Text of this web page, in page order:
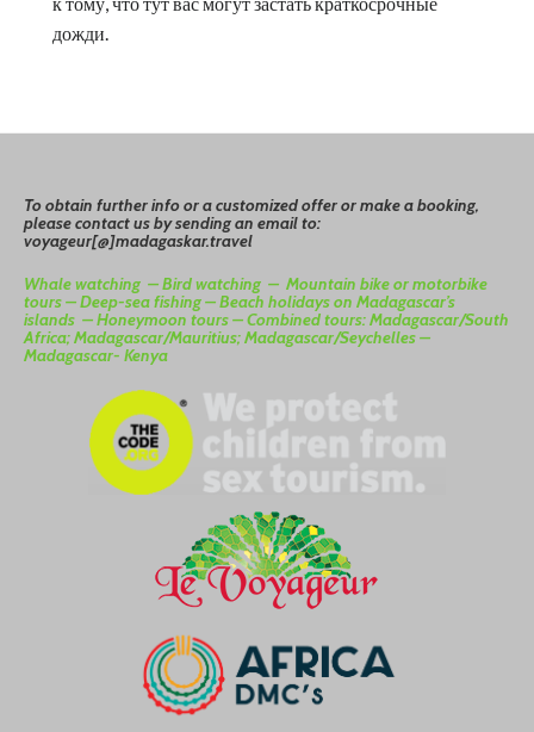
дожди.
Toobtain further info or a customized offer or make a booking,
please contact us by sending an email to:
voyageur[@]madagaskar.travel
Whale watching –Bird watching – Mountain bike or motorbike
tours –Deep-sea fishing –Beach holidays on Madagascar’s
islands –Honeymoon tours –Combined tours: Madagascar/South
Africa; Madagascar/Mauritius; Madagascar/Seychelles –
Madagascar- Kenya